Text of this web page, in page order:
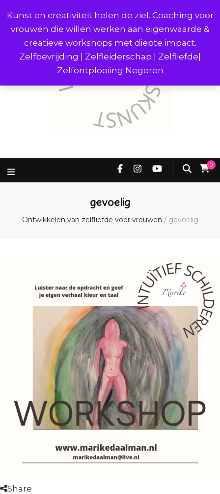
Kunst en creativiteit helen de ziel. Coaching voor
vrouwen die willen werken aan eigenwaarde &
creatieve workshops met diepte impact.
Zelfbevrijding | Zelfleiderschap | Zelfliefde|
Zelfontplooiing Negeren
0
gevoelig
Ontwikkelen van zelfliefde voor vrouwen / gevoelig
Share